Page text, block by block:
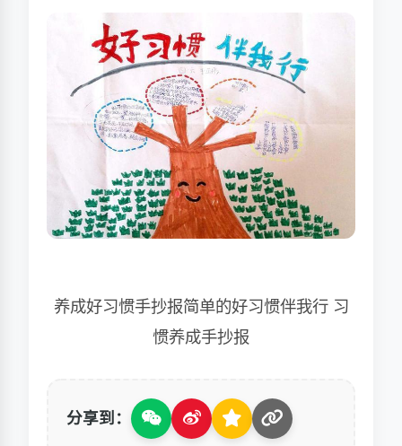
养成好习惯手抄报简单的好习惯伴我行 习
惯养成手抄报
分享到：